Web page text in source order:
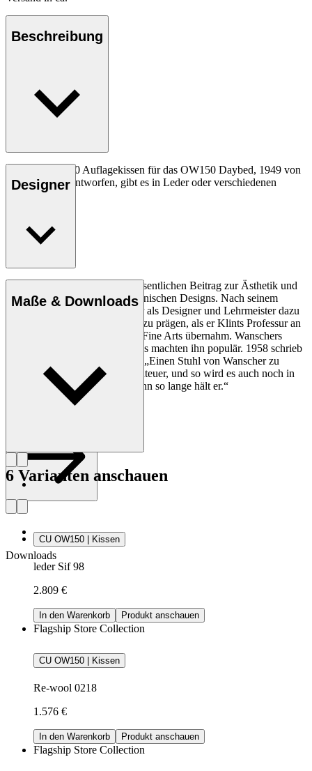
Beschreibung
Das CU OW150 Auflagekissen für das OW150 Daybed, 1949 von
Ole Wanscher entworfen, gibt es in Leder oder verschiedenen
Textilsorten.
Designer
Ole Wanscher leistete einen wesentlichen Beitrag zur Ästhetik und
Funktionalität des modernen dänischen Designs. Nach seinem
Studium bei Kaare Klint trug er als Designer und Lehrmeister dazu
bei, das dänische Möbeldesign zu prägen, als er Klints Professur an
der Royal Danish Academy of Fine Arts übernahm. Wanschers
klassische und moderne Designs machten ihn populär. 1958 schrieb
die dänische Zeitung Politiken: „Einen Stuhl von Wanscher zu
besitzen, ist jeden Tag ein Abenteuer, und so wird es auch noch in
einigen hundert Jahren sein, denn so lange hält er.“
Maße & Downloads
Downloads
6 Varianten anschauen
CU OW150 | Kissen
leder Sif 98
2.809 €
In den Warenkorb Produkt anschauen
Flagship Store Collection
CU OW150 | Kissen
Re-wool 0218
1.576 €
In den Warenkorb Produkt anschauen
Flagship Store Collection